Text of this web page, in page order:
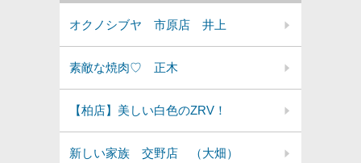
オクノシブヤ 市原店 井上
素敵な焼肉♡ 正木
【柏店】美しい白色のZRV！
新しい家族 交野店 （大畑）